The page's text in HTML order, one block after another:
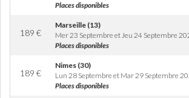
Places disponibles
189 €
Marseille (13)
Mer 23 Septembre et Jeu 24 Septembre
Places disponibles
189 €
Nimes (30)
Lun 28 Septembre et Mar 29 Septembre
Places disponibles